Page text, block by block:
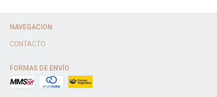
NAVEGACIÓN
CONTACTO
FORMAS DE ENVÍO